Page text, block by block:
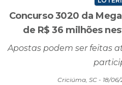
Concurso 3020 da
de R$ 36 milhões
Apostas podem ser feitas
Criciúma, SC - 18/06/